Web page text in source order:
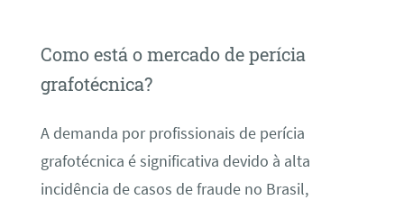
Como está o mercado de perícia
grafotécnica?
A demanda por profissionais de perícia
grafotécnica é significativa devido à alta
incidência de casos de fraude no Brasil,